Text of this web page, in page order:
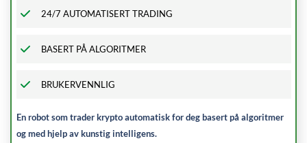
24/7 AUTOMATISERT TRADING
BASERT PÅ ALGORITMER
BRUKERVENNLIG
En robot som trader krypto automatisk for deg basert på algoritmer
og med hjelp av kunstig intelligens.